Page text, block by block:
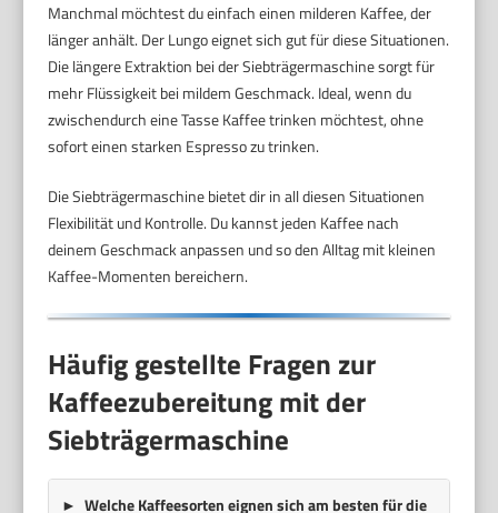
Manchmal möchtest du einfach einen milderen Kaffee, der
länger anhält. Der Lungo eignet sich gut für diese Situationen.
Die längere Extraktion bei der Siebträgermaschine sorgt für
mehr Flüssigkeit bei mildem Geschmack. Ideal, wenn du
zwischendurch eine Tasse Kaffee trinken möchtest, ohne
sofort einen starken Espresso zu trinken.
Die Siebträgermaschine bietet dir in all diesen Situationen
Flexibilität und Kontrolle. Du kannst jeden Kaffee nach
deinem Geschmack anpassen und so den Alltag mit kleinen
Kaffee-Momenten bereichern.
Häufig gestellte Fragen zur
Kaffeezubereitung mit der
Siebträgermaschine
Welche Kaffeesorten eignen sich am besten für die